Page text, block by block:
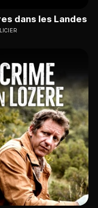
dans les Landes